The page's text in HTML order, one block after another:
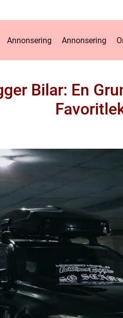
Annonsering Annonsering
Bilar: En